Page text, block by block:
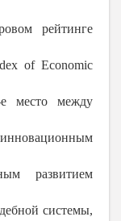
рейтинге
of Economic
место между
развитием
системы,